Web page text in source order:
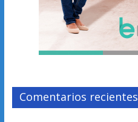
Comentarios recientes